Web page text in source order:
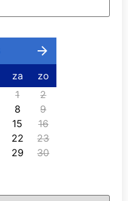
za
zo
1
2
8
9
15
16
22
23
29
30